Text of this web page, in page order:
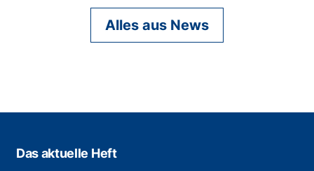
Alles aus News
Das aktuelle Heft